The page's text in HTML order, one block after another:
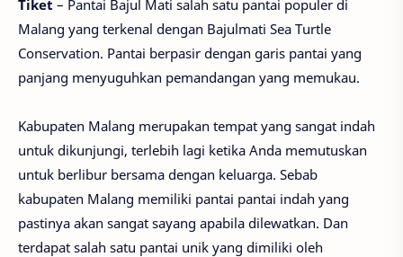
Tiket – Pantai Bajul Mati salah satu pantai populer di
Malang yang terkenal dengan Bajulmati Sea Turtle
Conservation. Pantai berpasir dengan garis pantai yang
panjang menyuguhkan pemandangan yang memukau.
Kabupaten Malang merupakan tempat yang sangat indah
untuk dikunjungi, terlebih lagi ketika Anda memutuskan
untuk berlibur bersama dengan keluarga. Sebab
kabupaten Malang memiliki pantai pantai indah yang
pastinya akan sangat sayang apabila dilewatkan. Dan
terdapat salah satu pantai unik yang dimiliki oleh